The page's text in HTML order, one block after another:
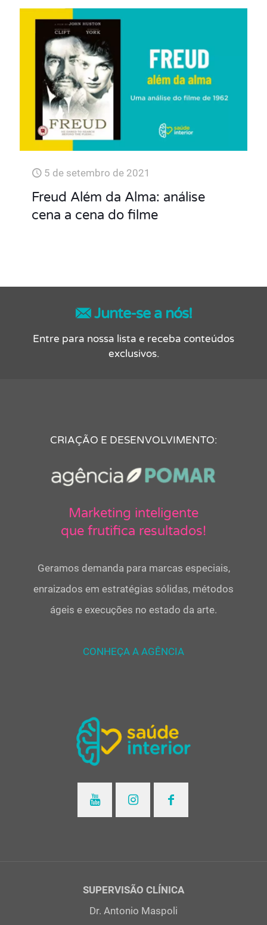
5 de setembro de 2021
Freud Além da Alma: análise
cena a cena do filme
Junte-se a nós!
Entre para nossa lista e receba conteúdos
exclusivos.
CRIAÇÃO E DESENVOLVIMENTO:
Marketing inteligente
que frutifica resultados!
Geramos demanda para marcas especiais,
enraizados em estratégias sólidas, métodos
ágeis e execuções no estado da arte.
CONHEÇA A AGÊNCIA
SUPERVISÃO CLÍNICA
Dr. Antonio Maspoli